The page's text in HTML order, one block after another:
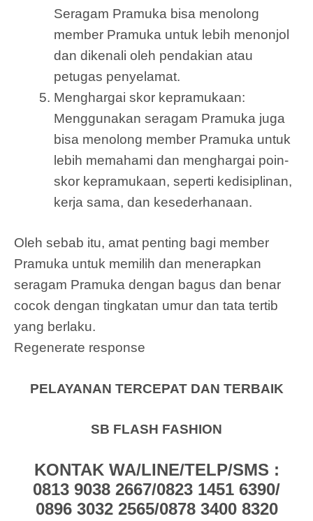
Seragam Pramuka bisa menolong
member Pramuka untuk lebih menonjol
dan dikenali oleh pendakian atau
petugas penyelamat.
Menghargai skor kepramukaan:
Menggunakan seragam Pramuka juga
bisa menolong member Pramuka untuk
lebih memahami dan menghargai poin-
skor kepramukaan, seperti kedisiplinan,
kerja sama, dan kesederhanaan.
Oleh sebab itu, amat penting bagi member
Pramuka untuk memilih dan menerapkan
seragam Pramuka dengan bagus dan benar
cocok dengan tingkatan umur dan tata tertib
yang berlaku.
Regenerate response
PELAYANAN TERCEPAT DAN TERBAIK
SB FLASH FASHION
KONTAK WA/LINE/TELP/SMS :
0813 9038 2667/0823 1451 6390/
0896 3032 2565/0878 3400 8320